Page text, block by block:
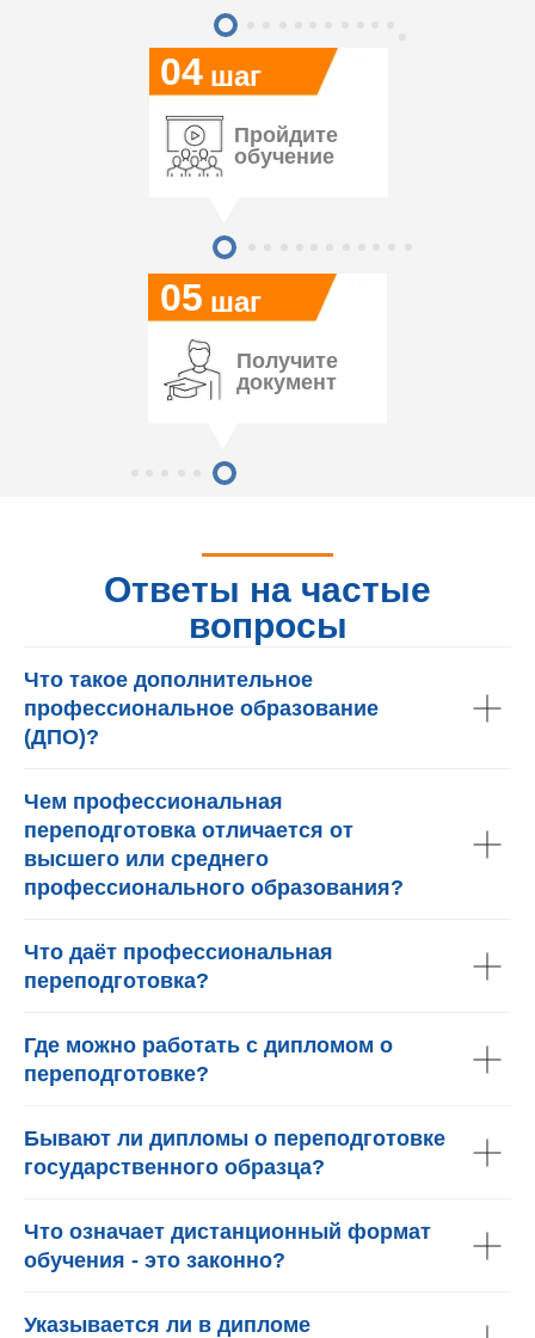
05
04 шаг
шаг
Пройдите
обучение
Получите
документ
Ответы на частые
вопросы
Что такое дополнительное
профессиональное образование
(ДПО)?
Чем профессиональная
переподготовка отличается от
высшего или среднего
профессионального образования?
Что даёт профессиональная
переподготовка?
Где можно работать с дипломом о
переподготовке?
Бывают ли дипломы о переподготовке
государственного образца?
Что означает дистанционный формат
обучения - это законно?
Указывается ли в дипломе